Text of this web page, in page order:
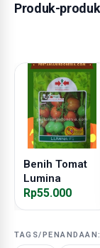
Produk-
Benih Tomat
Lumina
Rp55.000
TAGS/PENANDAAN: